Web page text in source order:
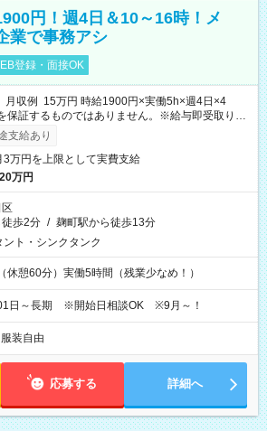
円！週4日＆10～16時！メ
業で事務アシ
登録・面接OK
収例 15万円 時給1900円×実働5h×週4日×4
証するものではありません。※給与即受取りサ
利用条件有）
支給あり
3万円を上限として実費支給
万円
徒歩2分 / 麹町駅から徒歩13分
ント・シンクタンク
休憩60分）実働5時間（残業少なめ！）
日～長期 ※開始日相談OK ※9月～！
服装自由
応募する 詳細へ